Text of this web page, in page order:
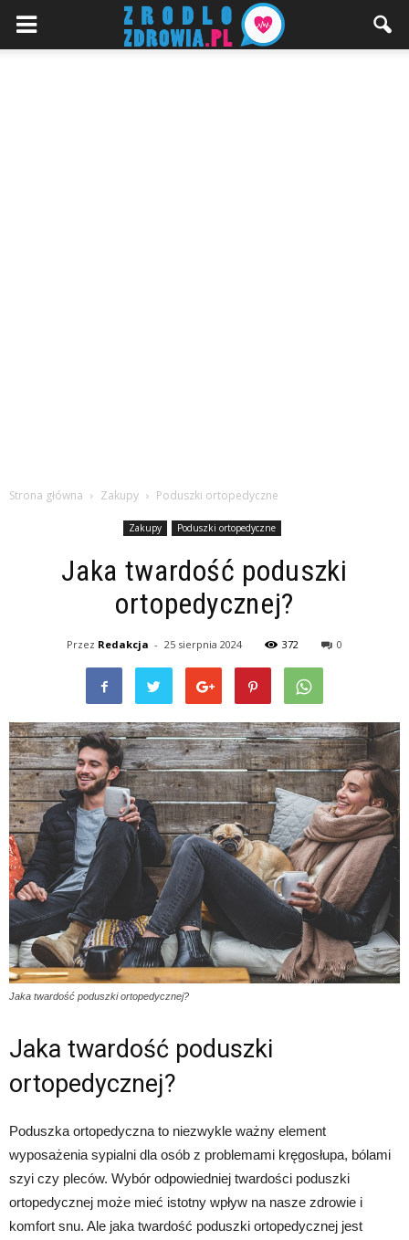
Strona główna Zakupy Poduszki ortopedyczne
Zakupy Poduszki ortopedyczne
Jaka twardość poduszki
ortopedycznej?
Przez Redakcja - 25 sierpnia 2024 372 0
Jaka twardość poduszki ortopedycznej?
Jaka twardość poduszki
ortopedycznej?
Poduszka ortopedyczna to niezwykle ważny element
wyposażenia sypialni dla osób z problemami kręgosłupa, bólami
szyi czy pleców. Wybór odpowiedniej twardości poduszki
ortopedycznej może mieć istotny wpływ na nasze zdrowie i
komfort snu. Ale jaka twardość poduszki ortopedycznej jest